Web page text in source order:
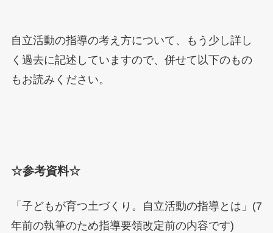
自立活動の指導の考え方について、もう少し詳し
く過去に記述していますので、併せて以下のもの
もお読みください。
☆参考資料☆
「子どもが育つ土づくり。自立活動の指導とは」(7
年前の執筆のため指導要領改定前の内容です)